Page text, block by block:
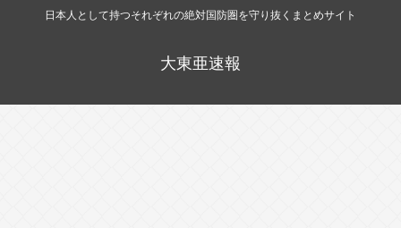
日本人として持つそれぞれの絶対国防圏を守り抜くまとめサイト
大東亜速報